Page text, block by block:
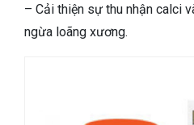
– Cải thiện sự thu nhận calci
ngừa loãng xương.